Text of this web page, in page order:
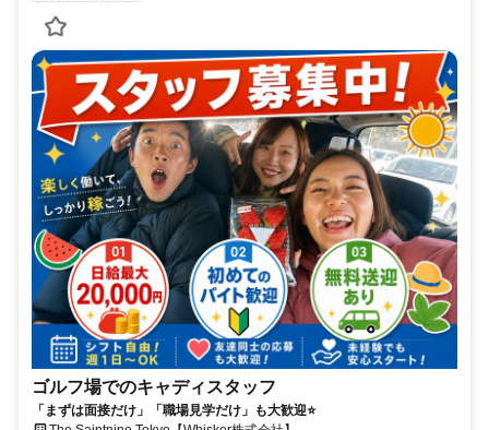
ゴルフ場でのキャディスタッフ
「まずは面接だけ」「職場見学だけ」も大歓迎⭐